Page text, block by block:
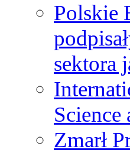
Polskie
sektora
Science
Zmarł